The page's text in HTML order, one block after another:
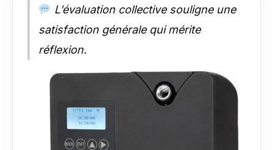
L’évaluation collective souligne une
satisfaction générale qui mérite
réflexion.